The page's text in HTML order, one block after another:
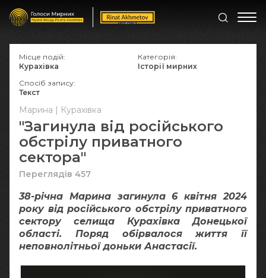
Марина | Курахівка
"Загинула від російського
обстрілу приватного
сектора"
Переглядів 457
38-річна Марина загинула 6 квітня 2024
року від російського обстрілу приватного
сектору селища Курахівка Донецької
області. Поряд обірвалося життя її
неповнолітньої доньки Анастасії.
Місце подій:
Курахівка
Категорія:
Історії мирних
Спосіб запису:
Текст